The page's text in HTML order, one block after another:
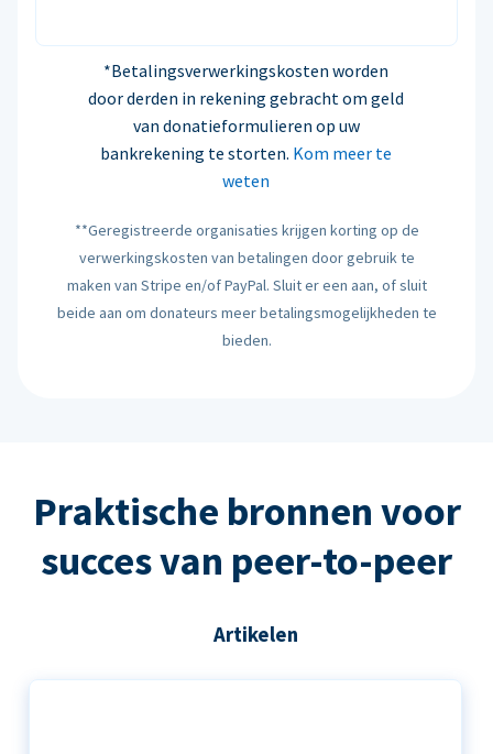
*Betalingsverwerkingskosten worden
door derden in rekening gebracht om geld
van donatieformulieren op uw
bankrekening te storten. Kom meer te
weten
**Geregistreerde organisaties krijgen korting op de
verwerkingskosten van betalingen door gebruik te
maken van Stripe en/of PayPal. Sluit er een aan, of sluit
beide aan om donateurs meer betalingsmogelijkheden te
bieden.
Praktische bronnen voor
succes van peer-to-peer
Artikelen